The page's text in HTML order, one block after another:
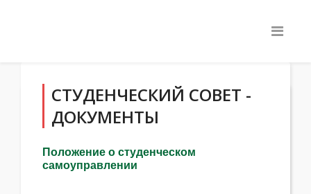
СТУДЕНЧЕСКИЙ СОВЕТ -
ДОКУМЕНТЫ
Положение о студенческом
самоуправлении